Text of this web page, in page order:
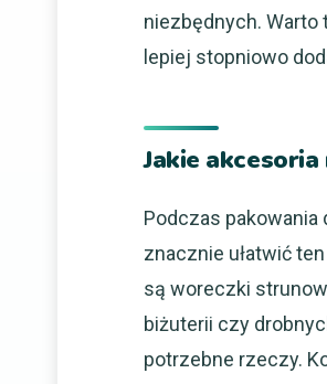
niezbędnych. Warto
lepiej stopniowo
Jakie
Podczas
znacznie ułatwić
są woreczki
biżuterii czy
potrzebne rzeczy.